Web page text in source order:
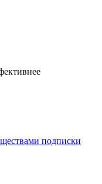
подписки